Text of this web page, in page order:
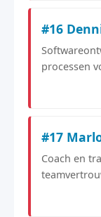
#16
processen
#17
Coach en